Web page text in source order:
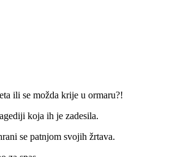
ili se možda krije u ormaru?!
koja ih je zadesila.
se patnjom svojih žrtava.